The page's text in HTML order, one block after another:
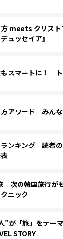
meets クリスト
ュッセイア』
スマートに！
アワード みんな
ンキング 読者
次の韓国旅行が
ニック
”が「旅」をテー
STORY